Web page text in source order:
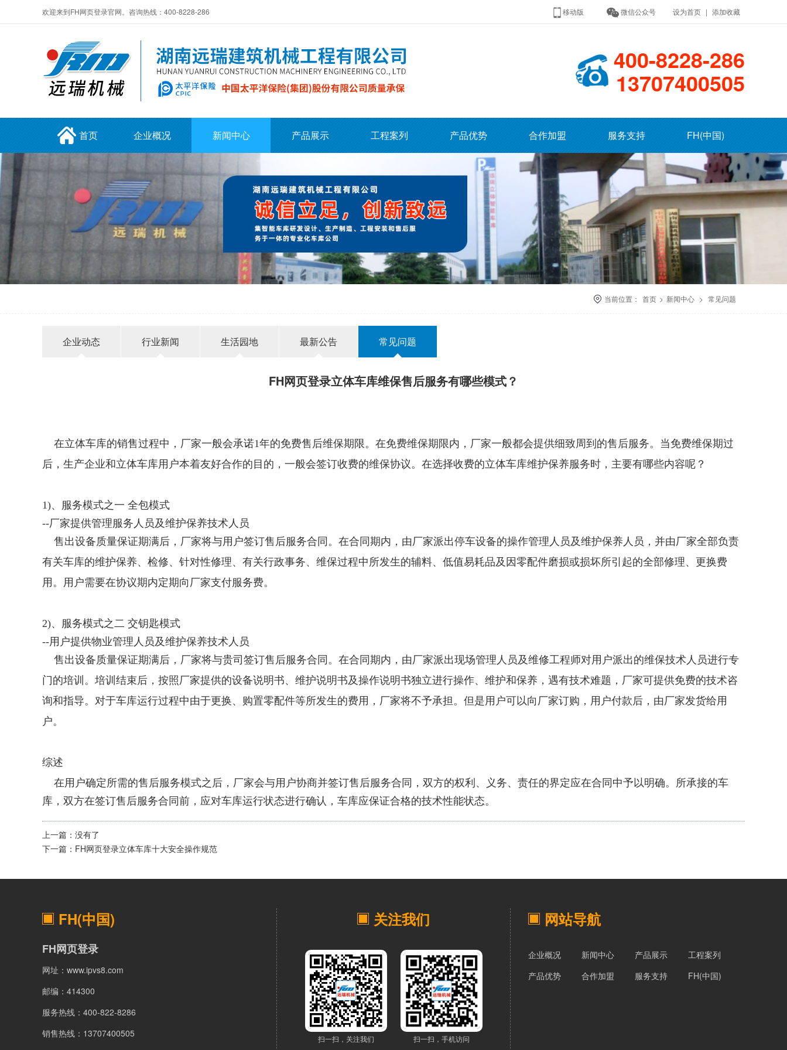
欢迎来到FH网页登录官网。咨询热线：400-8228-286 移动版 微信公众号 设为首页 | 添加收藏
400-8228-286
13707400505
首页 企业概况 新闻中心 产品展示 工程案列 产品优势 合作加盟 服务支持 FH(中国)
当前位置： 首页 > 新闻中心 > 常见问题
企业动态 行业新闻 生活园地 最新公告 常见问题
FH网页登录立体车库维保售后服务有哪些模式？
在立体车库的销售过程中，厂家一般会承诺1年的免费售后维保期限。在免费维保期限内，厂家一般都会提供细致周到的售后服务。当免费维保期过
后，生产企业和立体车库用户本着友好合作的目的，一般会签订收费的维保协议。在选择收费的立体车库维护保养服务时，主要有哪些内容呢？
1)、服务模式之一 全包模式
--厂家提供管理服务人员及维护保养技术人员
售出设备质量保证期满后，厂家将与用户签订售后服务合同。在合同期内，由厂家派出停车设备的操作管理人员及维护保养人员，并由厂家全部负责
有关车库的维护保养、检修、针对性修理、有关行政事务、维保过程中所发生的辅料、低值易耗品及因零配件磨损或损坏所引起的全部修理、更换费
用。用户需要在协议期内定期向厂家支付服务费。
2)、服务模式之二 交钥匙模式
--用户提供物业管理人员及维护保养技术人员
售出设备质量保证期满后，厂家将与贵司签订售后服务合同。在合同期内，由厂家派出现场管理人员及维修工程师对用户派出的维保技术人员进行专
门的培训。培训结束后，按照厂家提供的设备说明书、维护说明书及操作说明书独立进行操作、维护和保养，遇有技术难题，厂家可提供免费的技术咨
询和指导。对于车库运行过程中由于更换、购置零配件等所发生的费用，厂家将不予承担。但是用户可以向厂家订购，用户付款后，由厂家发货给用
户。
综述
在用户确定所需的售后服务模式之后，厂家会与用户协商并签订售后服务合同，双方的权利、义务、责任的界定应在合同中予以明确。所承接的车
库，双方在签订售后服务合同前，应对车库运行状态进行确认，车库应保证合格的技术性能状态。
上一篇： 没有了
下一篇： FH网页登录立体车库十大安全操作规范
网站导航
企业概况 新闻中心 产品展示
工程案列
产品优势
合作加盟 服务支持 FH(中国)
FH(中国)
FH网页登录
网址：www.ipvs8.com
邮编：414300
服务热线：400-822-8286
销售热线：13707400505
关注我们
扫一扫，关注我们 扫一扫，手机访问